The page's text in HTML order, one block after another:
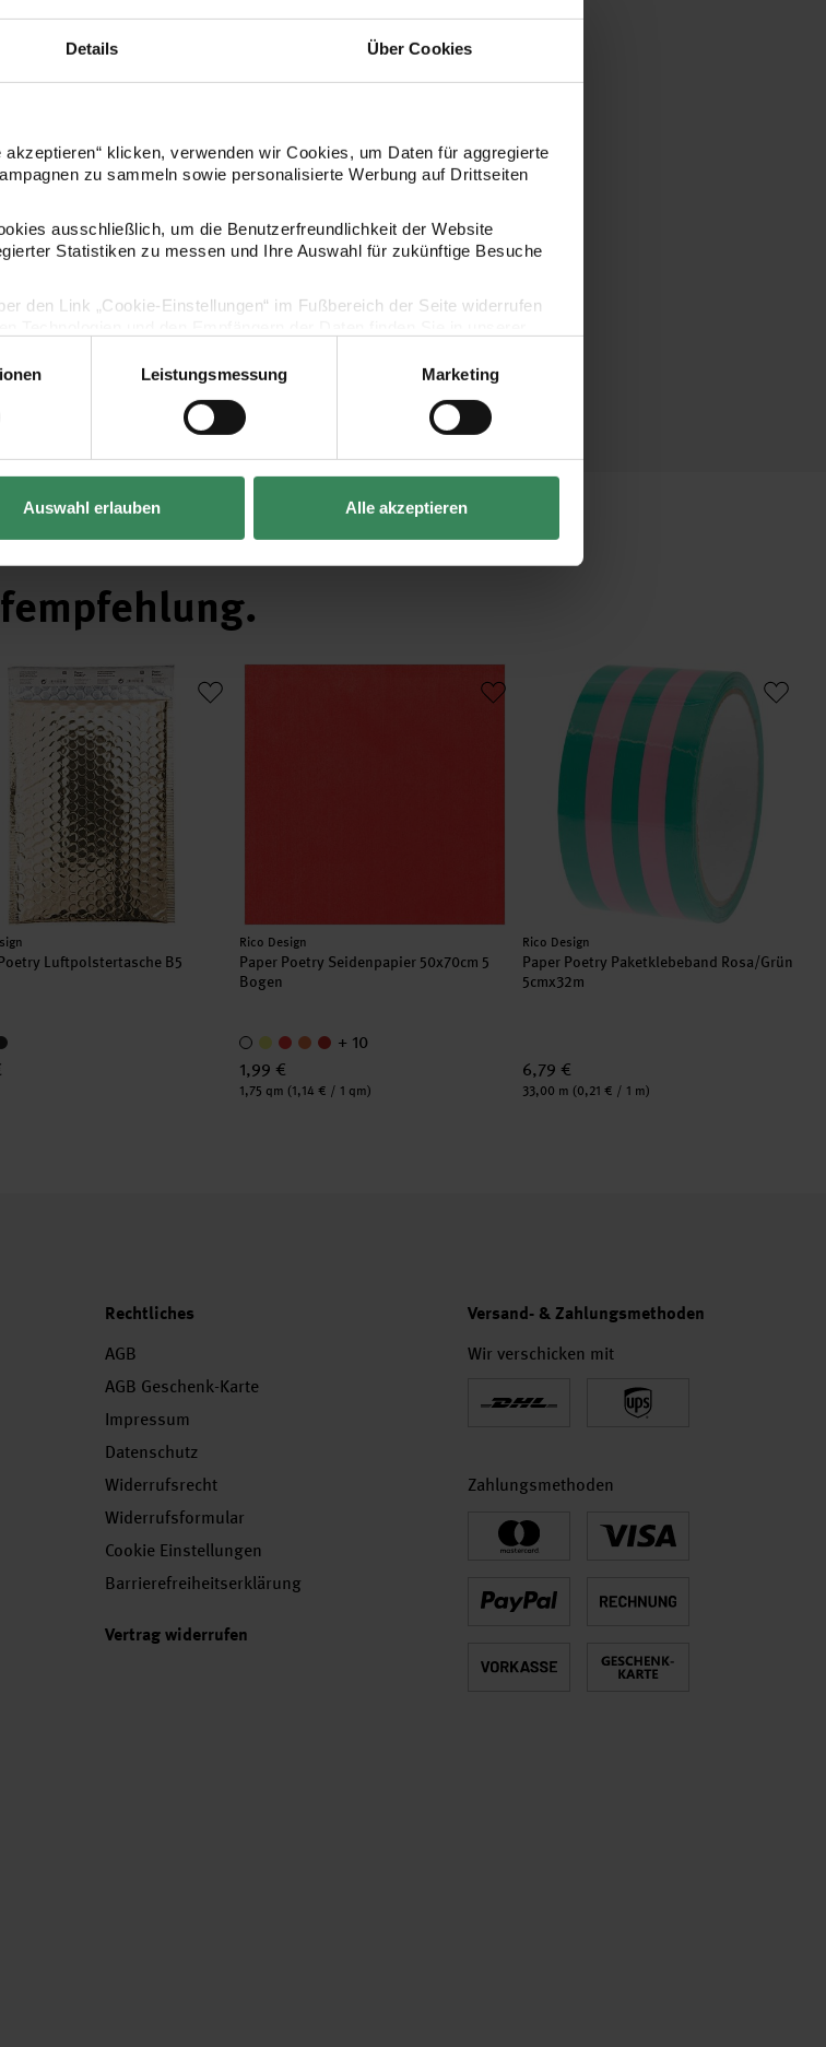
Details Über Cookies
klicken, verwenden wir Cookies, um Daten für aggregierte
zu sammeln sowie personalisierte Werbung auf Drittseiten
ausschließlich, um die Benutzerfreundlichkeit der Website
Statistiken zu messen und Ihre Auswahl für zukünftige Besuche
den Link „Cookie-Einstellungen“ im Fußbereich der Seite widerrufen
Leistungsmessung Marketing
Auswahl erlauben Alle akzeptieren
Poetry Luftpolstertasche B5
Luftpolstertasche B5
Hersteller:
Rico Design
Paper Poetry Seidenpapier 50x70cm 5
Bogen
+ 10
1,99 €
Inhalt:
1,75 qm (1,14 € / 1 qm)
Paper Poetry Paketklebeband Rosa/
Hersteller:
Rico Design
Paper Poetry Paketklebeband Rosa/Grün
5cmx32m
6,79 €
Inhalt:
33,00 m (0,21 € / 1 m)
Rechtliches
AGB
AGB Geschenk-Karte
Impressum
Datenschutz
Widerrufsrecht
Widerrufsformular
Cookie Einstellungen
Barrierefreiheitserklärung
Vertrag widerrufen
Versand- & Zahlungsmethoden
Wir verschicken mit
Zahlungsmethoden